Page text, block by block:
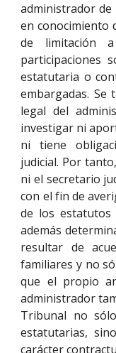
administrador de
en conocimiento
de limitación
participaciones
estatutaria o
embargadas.
legal del
investigar ni
ni tiene
judicial. Por
ni el secretario
con el fin de
de los estatutos
además
resultar de
familiares y no
que el propio
administrador
Tribunal no
estatutarias,
carácter